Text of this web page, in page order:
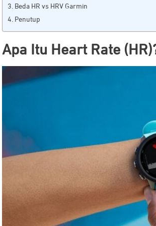
Beda HR vs HRV Garmin
Penutup
Apa Itu Heart Rate